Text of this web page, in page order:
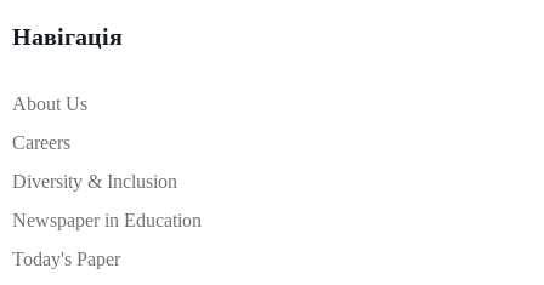
Навігація
About Us
Careers
Diversity & Inclusion
Newspaper in Education
Today's Paper